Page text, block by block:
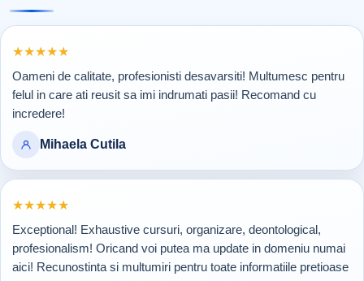
Rating 5 din 5
★★★★★
Oameni de calitate, profesionisti desavarsiti! Multumesc pentru
felul in care ati reusit sa imi indrumati pasii! Recomand cu
incredere!
Mihaela Cutila
Rating 5 din 5
★★★★★
Exceptional! Exhaustive cursuri, organizare, deontological,
profesionalism! Oricand voi putea ma update in domeniu numai
aici! Recunostinta si multumiri pentru toate informatiile pretioase